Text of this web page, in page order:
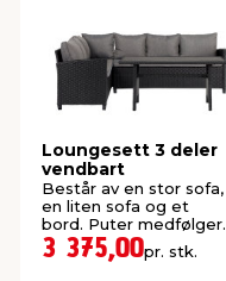
Loungesett 3 deler
vendbart
Består av en stor sofa,
en liten sofa og et
bord. Puter medfølger.
Settet er vendbart og
kan derfor stå både
3 375,00pr. stk.